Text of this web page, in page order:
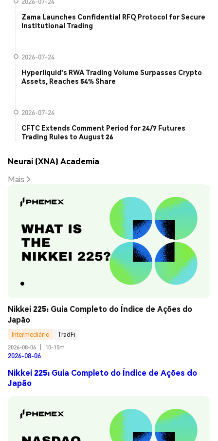
Zama Launches Confidential RFQ Protocol for Secure
Institutional Trading
2026-07-24
Hyperliquid's RWA Trading Volume Surpasses Crypto
Assets, Reaches 54% Share
2026-07-24
CFTC Extends Comment Period for 24/7 Futures
Trading Rules to August 26
Neurai (XNA) Academia
Mais
Nikkei 225: Guia Completo do Índice de Ações do
Japão
Intermediário
TradFi
2026-08-06
10-15m
2026-08-06
Nikkei 225: Guia Completo do Índice de Ações do
Japão